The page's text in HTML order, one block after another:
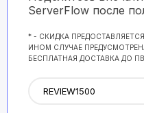
ServerFlow после
* - СКИДКА
ИНОМ СЛУЧАЕ
БЕСПЛАТНАЯ ДОСТАВКА ДО